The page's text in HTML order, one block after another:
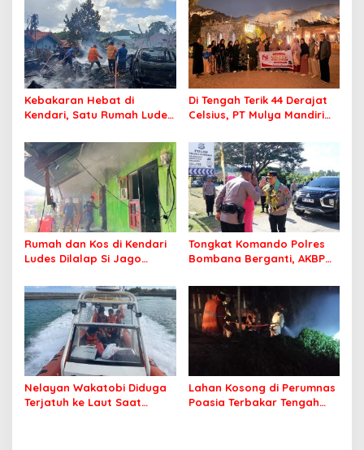
Kebakaran Hebat di
Kendari, Satu Rumah Ludes
Di Tengah Terik 44 Derajat
Celsius, PT Mulya Mandiri
Jamaah Tetap Sehat dan
Nyaman Beribadah
Rumah dan Kos di Kendari
Ludes Dilalap Si Jago
Tongkat Komando Polres
Bombana Berganti, AKBP
Kepolisian Bombana
Nelayan Wakatobi Diduga
Terjatuh ke Laut Saat
Lahan Kosong di Perumnas
Poasia Terbakar Tengah